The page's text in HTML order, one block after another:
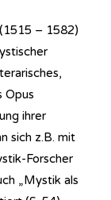
– 1582)
Opus
ihrer
sich z.B. mit
Forscher
„Mystik als